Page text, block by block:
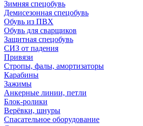
Зимняя спецобувь
Демисезонная спецобувь
Обувь из ПВХ
Обувь для сварщиков
Защитная спецобувь
СИЗ от падения
Привязи
Стропы, фалы, амортизаторы
Карабины
Зажимы
Анкерные линии, петли
Блок-ролики
Верёвки, шнуры
Спасательное оборудование